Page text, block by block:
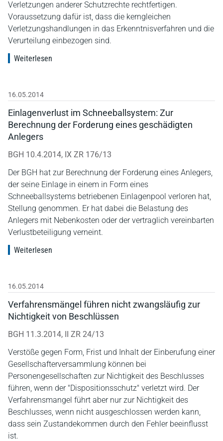
Verletzungen anderer Schutzrechte rechtfertigen.
Voraussetzung dafür ist, dass die kerngleichen
Verletzungshandlungen in das Erkenntnisverfahren und die
Verurteilung einbezogen sind.
Weiterlesen
16.05.2014
Einlagenverlust im Schneeballsystem: Zur
Berechnung der Forderung eines geschädigten
Anlegers
BGH 10.4.2014, IX ZR 176/13
Der BGH hat zur Berechnung der Forderung eines Anlegers,
der seine Einlage in einem in Form eines
Schneeballsystems betriebenen Einlagenpool verloren hat,
Stellung genommen. Er hat dabei die Belastung des
Anlegers mit Nebenkosten oder der vertraglich vereinbarten
Verlustbeteiligung verneint.
Weiterlesen
16.05.2014
Verfahrensmängel führen nicht zwangsläufig zur
Nichtigkeit von Beschlüssen
BGH 11.3.2014, II ZR 24/13
Verstöße gegen Form, Frist und Inhalt der Einberufung einer
Gesellschafterversammlung können bei
Personengesellschaften zur Nichtigkeit des Beschlusses
führen, wenn der "Dispositionsschutz" verletzt wird. Der
Verfahrensmangel führt aber nur zur Nichtigkeit des
Beschlusses, wenn nicht ausgeschlossen werden kann,
dass sein Zustandekommen durch den Fehler beeinflusst
ist.